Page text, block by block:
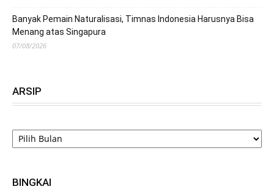
Banyak Pemain Naturalisasi, Timnas Indonesia Harusnya Bisa
Menang atas Singapura
07/08/2026
ARSIP
ARSIP
BINGKAI